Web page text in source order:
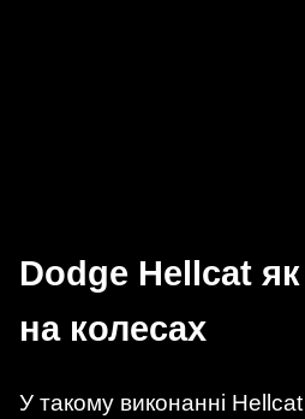
Dodge Hellcat як
на колесах
У такому виконанні